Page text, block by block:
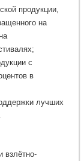
продукции,
на
с
в
лучших
взлётно-